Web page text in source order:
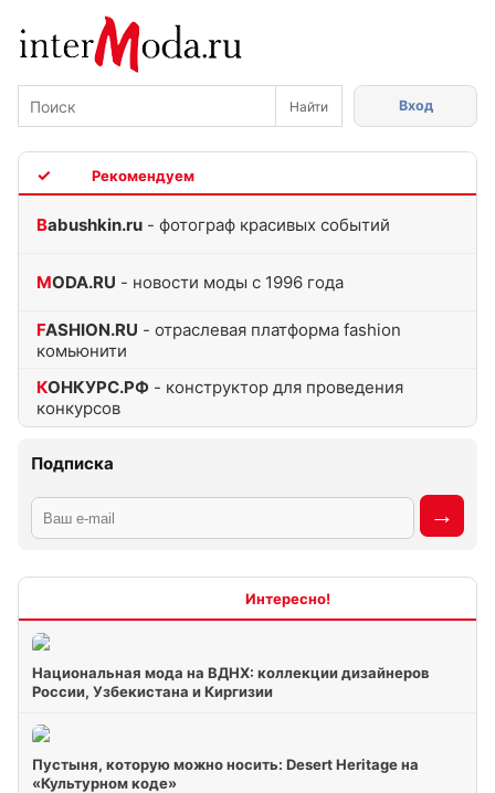
Вход
Babushkin.ru - фотограф красивых событий
MODA.RU - новости моды с 1996 года
FASHION.RU - отраслевая платформа fashion
комьюнити
КОНКУРС.РФ - конструктор для проведения
конкурсов
Подписка
Национальная мода на ВДНХ: коллекции дизайнеров
России, Узбекистана и Киргизии
Пустыня, которую можно носить: Desert Heritage на
«Культурном коде»